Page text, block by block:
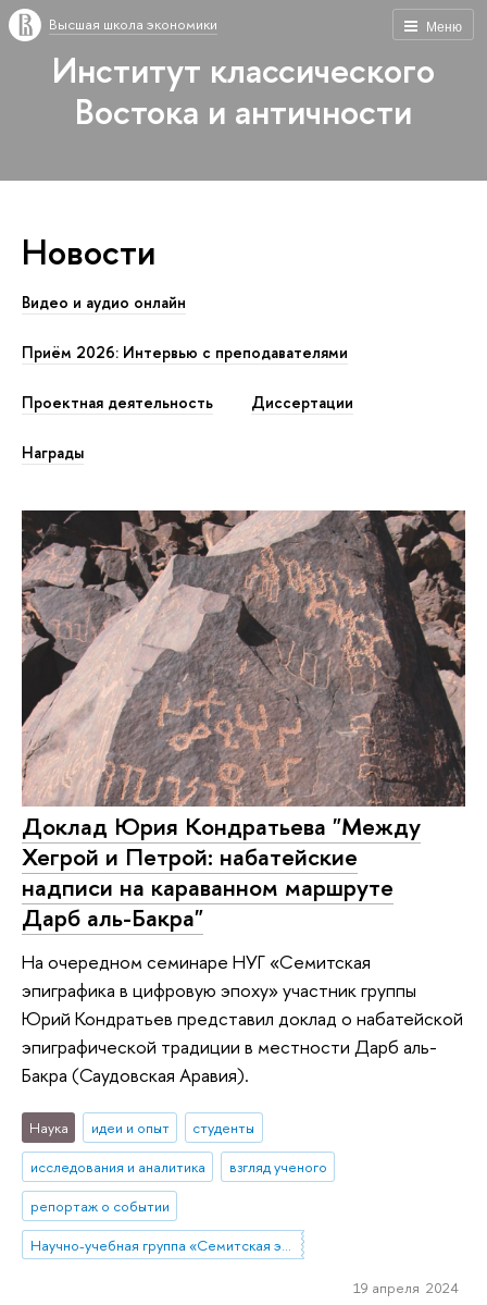
Меню
Высшая школа экономики
Институт классического
Востока и античности
Новости
Видео и аудио онлайн
Приём 2026: Интервью с преподавателями
Проектная деятельность Диссертации
Награды
Доклад Юрия Кондратьева "Между
Хегрой и Петрой: набатейские
надписи на караванном маршруте
Дарб аль-Бакра"
На очередном семинаре НУГ «Семитская
эпиграфика в цифровую эпоху» участник группы
Юрий Кондратьев представил доклад о набатейской
эпиграфической традиции в местности Дарб аль-
Бакра (Саудовская Аравия).
Наука идеи и опыт
студенты
исследования и аналитика
взгляд ученого
репортаж о событии
19 апреля 2024